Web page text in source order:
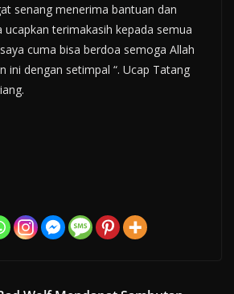
senang menerima bantuan dan
ucapkan terimakasih kepada semua
cuma bisa berdoa semoga Allah
ini dengan setimpal “. Ucap Tatang